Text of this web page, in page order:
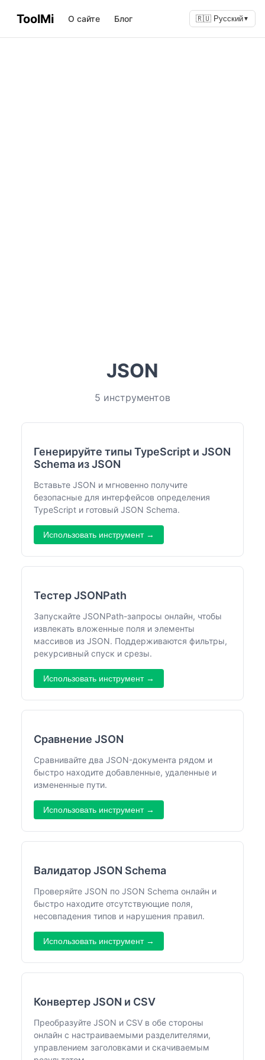
ToolMi О сайте Блог 🇷🇺 Русский▼
JSON
5 инструментов
Генерируйте типы TypeScript и JSON
Schema из JSON
Вставьте JSON и мгновенно получите
безопасные для интерфейсов определения
TypeScript и готовый JSON Schema.
Использовать инструмент →
Тестер JSONPath
Запускайте JSONPath-запросы онлайн, чтобы
извлекать вложенные поля и элементы
массивов из JSON. Поддерживаются фильтры,
рекурсивный спуск и срезы.
Использовать инструмент →
Сравнение JSON
Сравнивайте два JSON-документа рядом и
быстро находите добавленные, удаленные и
измененные пути.
Использовать инструмент →
Валидатор JSON Schema
Проверяйте JSON по JSON Schema онлайн и
быстро находите отсутствующие поля,
несовпадения типов и нарушения правил.
Использовать инструмент →
Конвертер JSON и CSV
Преобразуйте JSON и CSV в обе стороны
онлайн с настраиваемыми разделителями,
управлением заголовками и скачиваемым